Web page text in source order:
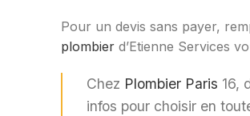
Pour un devis sans payer,
plombier d’Etienne Services
Chez Plombier Paris 16,
infos pour choisir en